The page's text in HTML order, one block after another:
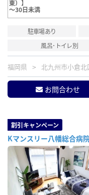
東）】
～30日未満
駐車場あり
風呂･トイレ別
福岡県 北九州市小倉北
お問合わせ
割引キャンペーン
Kマンスリー八幡総合病